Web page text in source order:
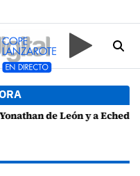
por presuntas anomalías en contratos festivos